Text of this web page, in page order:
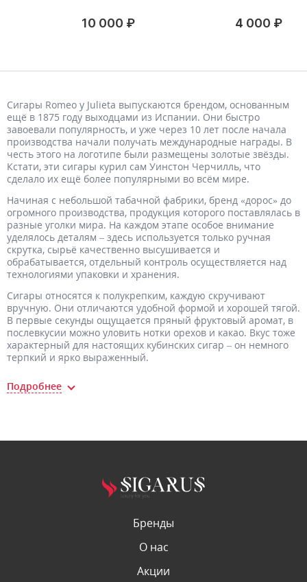
Сигары Romeo y Julieta выпускаются брендом, основанным
ещё в 1875 году выходцами из Испании. Они быстро
завоевали популярность, и уже через 10 лет после начала
производства начали получать международные награды. В
честь этого на логотипе были размещены золотые звёзды.
Кстати, эти сигары курил сам Уинстон Черчилль, что
сделало их ещё более популярными во всём мире.
Начиная с небольшой табачной фабрики, бренд «дорос» до
огромного производства, продукция которого поставлялась в
разные уголки мира. На каждом этапе особое внимание
уделялось деталям – здесь используется только ручная
скрутка, сырьё качественно высушивается и
обрабатывается, отдельный контроль осуществляется над
технологиями упаковки и хранения.
Сигары относятся к полукрепким, каждую скручивают
вручную. Они отличаются удобной формой и хорошей тягой.
В первые секунды ощущается пряный фруктовый аромат, в
послевкусии можно уловить нотки орехов и какао. Вкус тоже
характерный для настоящих кубинских сигар – он немного
терпкий и ярко выраженный.
Бренды
О нас
Акции